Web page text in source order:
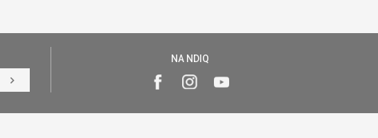
HYR
NA NDIQ